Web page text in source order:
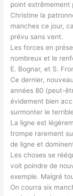
point extrêmement
Christine la
manches ce jour,
prévu sans vent.
Les forces en
nombreux et le
E. Bognar, et S.
Ce dernier,
années 80 (peut-
évidement bien
surmonter le
La ligne est
trompe rarement
de ligne et
Les choses se
voit poindre de
exemple. Malgré
On courra six